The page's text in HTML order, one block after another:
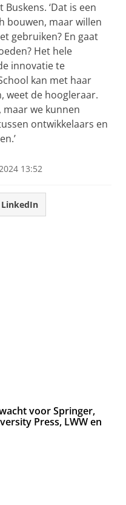
‘Dat is een
bouwen, maar willen
gebruiken? En gaat
Het hele
innovatie te
kan met haar
weet de hoogleraar.
maar we kunnen
ontwikkelaars en
13:52
LinkedIn
voor Springer,
Press, LWW en